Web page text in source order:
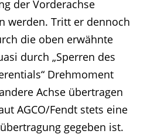
der Vorderachse
werden. Tritt er dennoch
die oben erwähnte
durch „Sperren des
Drehmoment
Achse übertragen
AGCO/Fendt stets eine
gegeben ist.